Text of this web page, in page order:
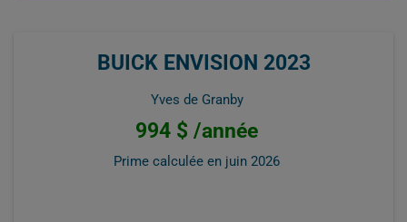
BUICK ENVISION 2023
Yves de Granby
994 $ /année
Prime calculée en juin 2026